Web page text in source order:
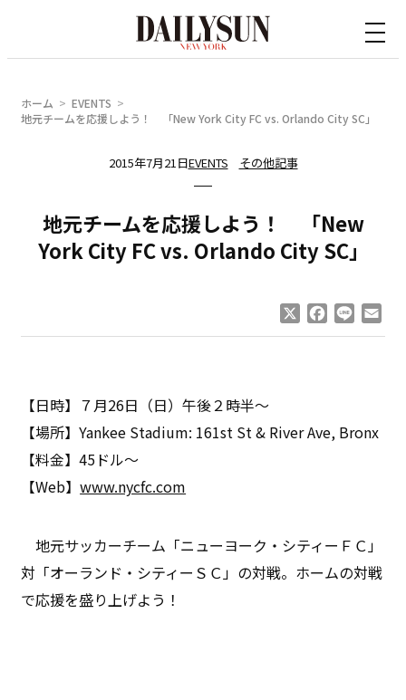
ホーム
EVENTS
地元チームを応援しよう！ 「New York City FC vs. Orlando City SC」
2015年7月21日EVENTS その他記事
地元チームを応援しよう！ 「New
York City FC vs. Orlando City SC」
Facebook
Line
【日時】７月26日（日）午後２時半～
【場所】Yankee Stadium: 161st St & River Ave, Bronx
【料金】45ドル～
【Web】www.nycfc.com
地元サッカーチーム「ニューヨーク・シティーＦＣ」
対「オーランド・シティーＳＣ」の対戦。ホームの対戦
で応援を盛り上げよう！